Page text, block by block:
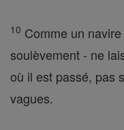
10 Comme un
soulèvement - ne
où il est passé, pas
vagues.